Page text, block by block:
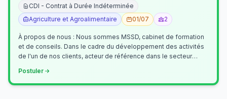
CDI - Contrat à Durée Indéterminée
Agriculture et Agroalimentaire
01/07 2
À propos de nous : Nous sommes MSSD, cabinet de formation
et de conseils. Dans le cadre du développement des activités
de l'un de nos clients, acteur de référence dans le secteur
Postuler